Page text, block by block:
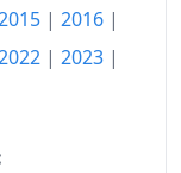
| 2016 |
| 2023 |